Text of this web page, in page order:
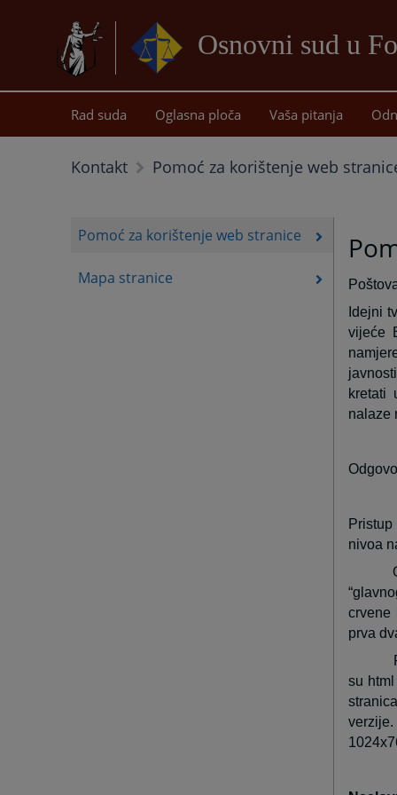
Osnovni sud u
Rad suda Oglasna ploča Vaša pitanja
Kontakt Pomoć za korištenje web
Pomoć za korištenje web stranice
Mapa stranice
Idejni
vijeće
kretati
nalaze
nivoa
crvene
prva
su